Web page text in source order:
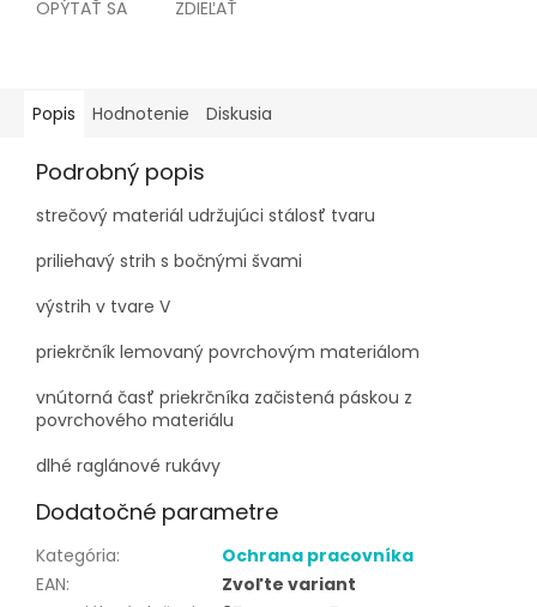
OPÝTAŤ SA ZDIEĽAŤ
Popis Hodnotenie Diskusia
Podrobný popis
strečový materiál udržujúci stálosť tvaru
priliehavý strih s bočnými švami
výstrih v tvare V
priekrčník lemovaný povrchovým materiálom
vnútorná časť priekrčníka začistená páskou z
povrchového materiálu
dlhé raglánové rukávy
Dodatočné parametre
Kategória:
Ochrana pracovníka
EAN:
Zvoľte variant